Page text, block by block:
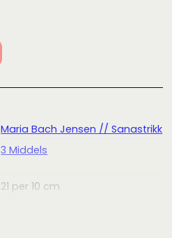
Maria Bach Jensen // Sanastrikk
3 Middels
21 per 10 cm